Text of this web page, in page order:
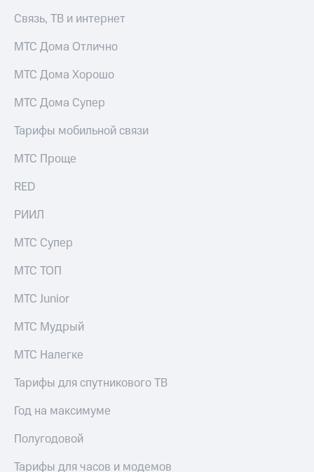
капитал
и
Рынок
Описание
Программа
Порядок
выкупа
Описание
Уведомление
погашении
облигаций
Реквизиты
Контакты
развитие
На главную
Связь, ТВ и интернет
МТС Дома Отлично
МТС Дома Хорошо
МТС Дома Супер
Тарифы мобильной связи
МТС Проще
RED
РИИЛ
МТС Супер
МТС ТОП
МТС Junior
МТС Мудрый
МТС Налегке
Тарифы для спутникового ТВ
Год на максимуме
Полугодовой
Тарифы для часов и модемов